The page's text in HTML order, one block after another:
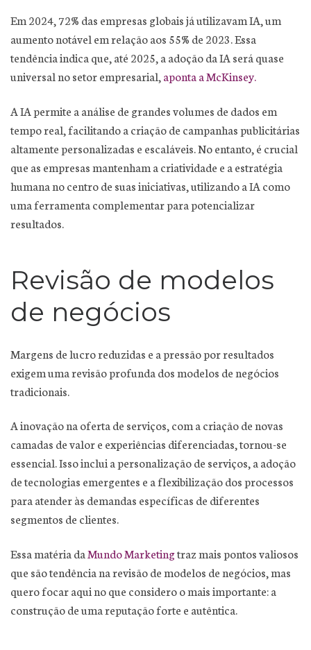
Em 2024, 72% das empresas globais já utilizavam IA, um
aumento notável em relação aos 55% de 2023. Essa
tendência indica que, até 2025, a adoção da IA será quase
universal no setor empresarial, aponta a McKinsey.
A IA permite a análise de grandes volumes de dados em
tempo real, facilitando a criação de campanhas publicitárias
altamente personalizadas e escaláveis. No entanto, é crucial
que as empresas mantenham a criatividade e a estratégia
humana no centro de suas iniciativas, utilizando a IA como
uma ferramenta complementar para potencializar
resultados.
Revisão de modelos
de negócios
Margens de lucro reduzidas e a pressão por resultados
exigem uma revisão profunda dos modelos de negócios
tradicionais.
A inovação na oferta de serviços, com a criação de novas
camadas de valor e experiências diferenciadas, tornou-se
essencial. Isso inclui a personalização de serviços, a adoção
de tecnologias emergentes e a flexibilização dos processos
para atender às demandas específicas de diferentes
segmentos de clientes.
Essa matéria daMundo Marketingtraz mais pontos valiosos
que são tendência na revisão de modelos de negócios, mas
quero focar aqui no que considero o mais importante: a
construção de uma reputação forte e autêntica.